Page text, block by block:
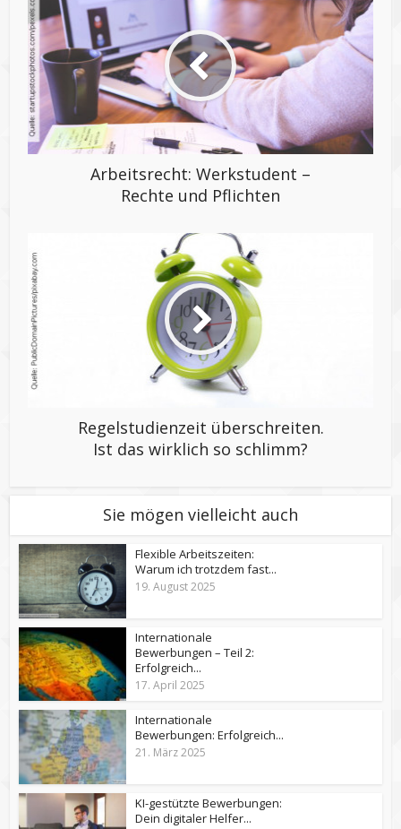
Arbeitsrecht: Werkstudent –
Rechte und Pflichten
Regelstudienzeit überschreiten.
Ist das wirklich so schlimm?
Sie mögen vielleicht auch
Flexible Arbeitszeiten:
Warum ich trotzdem fast...
19. August 2025
Internationale
Bewerbungen – Teil 2:
Erfolgreich...
17. April 2025
Internationale
Bewerbungen: Erfolgreich...
21. März 2025
KI-gestützte Bewerbungen:
Dein digitaler Helfer...